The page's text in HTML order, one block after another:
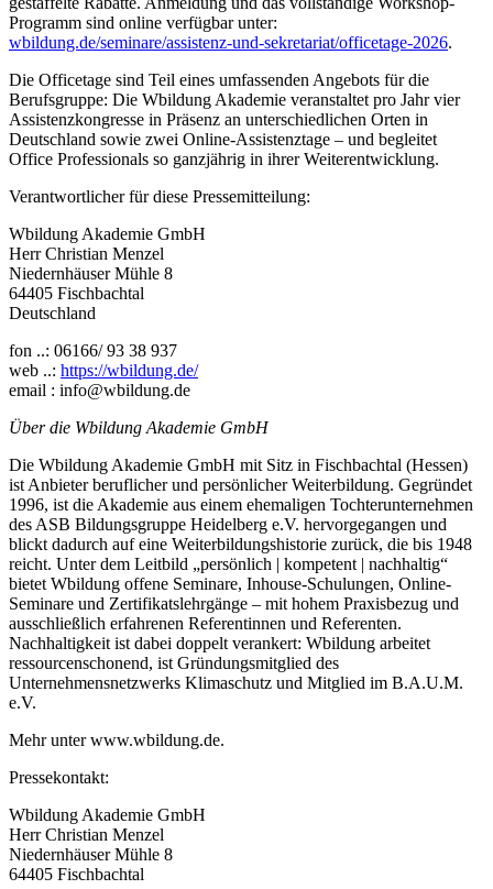
Programm sind online verfügbar unter:
wbildung.de/seminare/assistenz-und-sekretariat/officetage-2026.
Die Officetage sind Teil eines umfassenden Angebots für die
Berufsgruppe: Die Wbildung Akademie veranstaltet pro Jahr vier
Assistenzkongresse in Präsenz an unterschiedlichen Orten in
Deutschland sowie zwei Online-Assistenztage – und begleitet
Office Professionals so ganzjährig in ihrer Weiterentwicklung.
Verantwortlicher für diese Pressemitteilung:
Wbildung Akademie GmbH
Herr Christian Menzel
Niedernhäuser Mühle 8
64405 Fischbachtal
Deutschland
fon ..: 06166/ 93 38 937
web ..: https://wbildung.de/
email : info@wbildung.de
Über die Wbildung Akademie GmbH
Die Wbildung Akademie GmbH mit Sitz in Fischbachtal (Hessen)
ist Anbieter beruflicher und persönlicher Weiterbildung. Gegründet
1996, ist die Akademie aus einem ehemaligen Tochterunternehmen
des ASB Bildungsgruppe Heidelberg e.V. hervorgegangen und
blickt dadurch auf eine Weiterbildungshistorie zurück, die bis 1948
reicht. Unter dem Leitbild „persönlich | kompetent | nachhaltig“
bietet Wbildung offene Seminare, Inhouse-Schulungen, Online-
Seminare und Zertifikatslehrgänge – mit hohem Praxisbezug und
ausschließlich erfahrenen Referentinnen und Referenten.
Nachhaltigkeit ist dabei doppelt verankert: Wbildung arbeitet
ressourcenschonend, ist Gründungsmitglied des
Unternehmensnetzwerks Klimaschutz und Mitglied im B.A.U.M.
e.V.
Mehr unter www.wbildung.de.
Pressekontakt:
Wbildung Akademie GmbH
Herr Christian Menzel
Niedernhäuser Mühle 8
64405 Fischbachtal